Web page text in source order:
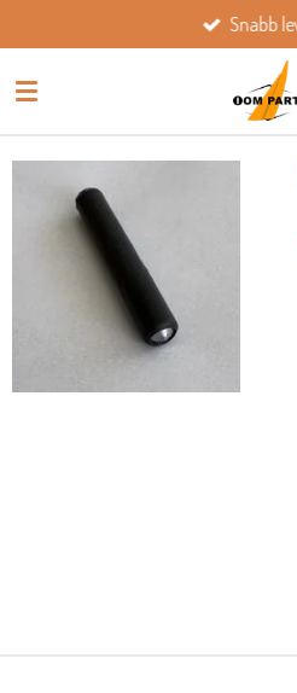
till
huvudinnehållet
Snabb